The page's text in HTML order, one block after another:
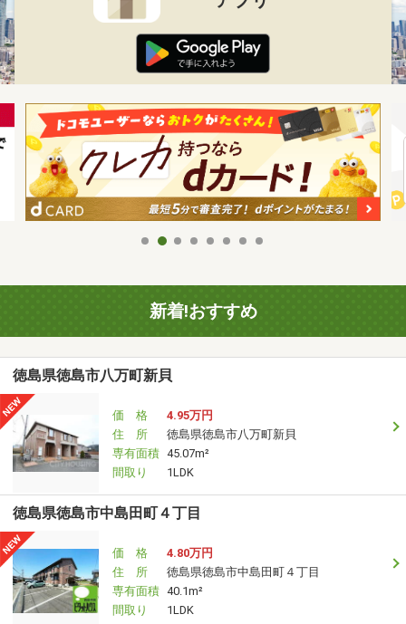
新着!おすすめ
徳島県徳島市八万町新貝
価 格
4.95万円
住 所
徳島県徳島市八万町新貝
専有面積 45.07m²
間取り
1LDK
徳島県徳島市中島田町４丁目
価 格
4.80万円
住 所
徳島県徳島市中島田町４丁目
専有面積 40.1m²
間取り
1LDK